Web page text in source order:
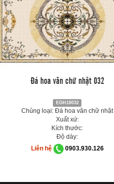
Đá hoa văn chữ nhật 032
EGH18032
Chủng loại: Đá hoa văn chữ nhật
Xuất xứ:
Kích thước:
Độ dày:
Liên hệ
0903.930.126